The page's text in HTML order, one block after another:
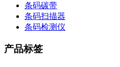
条码碳带
条码扫描器
条码检测仪
产品标签